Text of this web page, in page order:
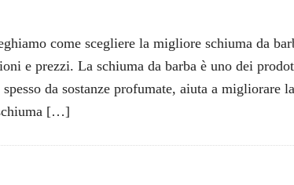
come scegliere la migliore schiuma da
e prezzi. La schiuma da barba è uno dei
da sostanze profumate, aiuta a migliorare
[…]